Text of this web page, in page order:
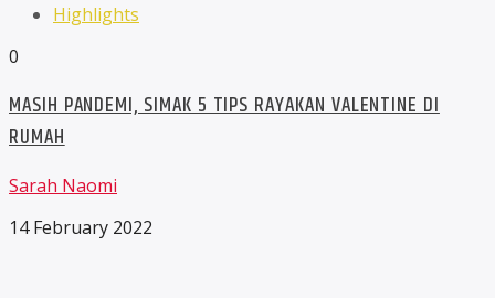
Highlights
0
MASIH PANDEMI, SIMAK 5 TIPS RAYAKAN VALENTINE DI
RUMAH
Sarah Naomi
14 February 2022